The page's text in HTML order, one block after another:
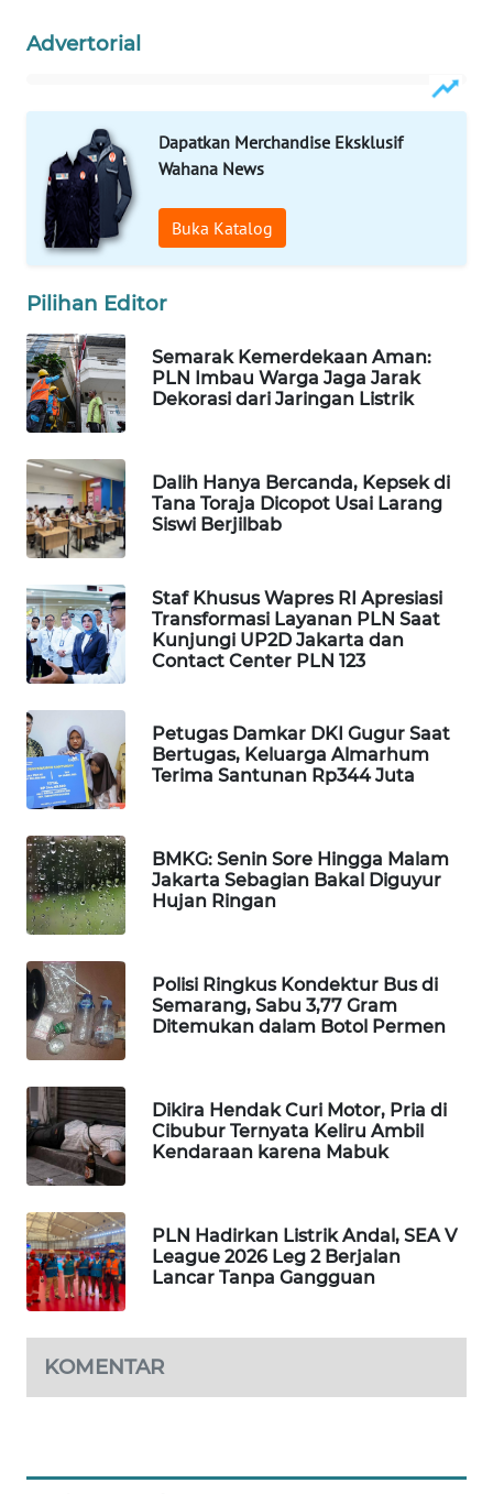
Advertorial
Dapatkan Merchandise Eksklusif
Wahana News
Buka Katalog
Pilihan Editor
Semarak Kemerdekaan Aman:
PLN Imbau Warga Jaga Jarak
Dekorasi dari Jaringan Listrik
Dalih Hanya Bercanda, Kepsek di
Tana Toraja Dicopot Usai Larang
Siswi Berjilbab
Staf Khusus Wapres RI Apresiasi
Transformasi Layanan PLN Saat
Kunjungi UP2D Jakarta dan
Contact Center PLN 123
Petugas Damkar DKI Gugur Saat
Bertugas, Keluarga Almarhum
Terima Santunan Rp344 Juta
BMKG: Senin Sore Hingga Malam
Jakarta Sebagian Bakal Diguyur
Hujan Ringan
Polisi Ringkus Kondektur Bus di
Semarang, Sabu 3,77 Gram
Ditemukan dalam Botol Permen
Dikira Hendak Curi Motor, Pria di
Cibubur Ternyata Keliru Ambil
Kendaraan karena Mabuk
PLN Hadirkan Listrik Andal, SEA V
League 2026 Leg 2 Berjalan
Lancar Tanpa Gangguan
KOMENTAR
WAHANANEWS
NET
WAHANA
SPORT
WAHANA
UMKM
WAHANA
SELEB
WAHANA
PERSONA
WAHANA
OTOMOTIF
WAHANA
HEALTH
WAHANA
DESA
WISATA
WAHANA
Wahana
Network
KONSUMEN
LISTRIK
MASYARAKAT
KELISTRIKAN
WALINKI
ID
MAWAKA
ID
MARTABAT
NET
MKLI